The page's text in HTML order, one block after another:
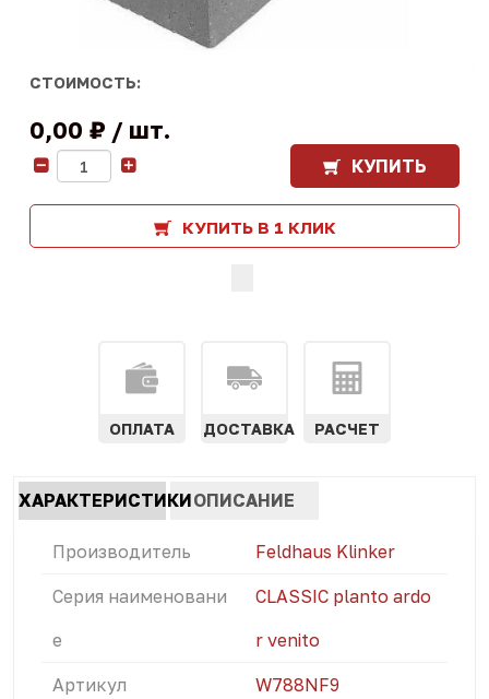
СТОИМОСТЬ:
0,00 ₽ шт.
КУПИТЬ
КУПИТЬ В 1 КЛИК
ОПЛАТА ДОСТАВКА РАСЧЕТ
Характеристики
табы
ХАРАКТЕРИСТИКИОПИСАНИЕ
Производитель Feldhaus Klinker
Серия наименовани
е
CLASSIC planto ardo
r venito
Артикул W788NF9